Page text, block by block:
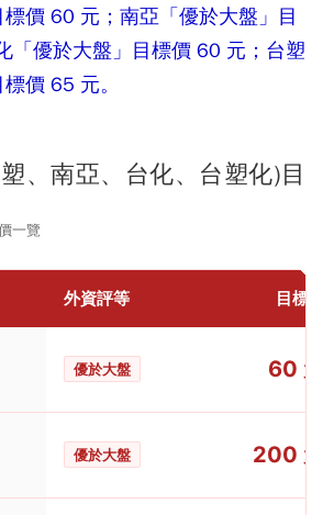
價 60 元；南亞「優於大盤」目
「優於大盤」目標價 60 元；台塑
價 65 元。
、南亞、台化、台塑化)目
一覽
外資評等 目標
優於大盤 60
優於大盤 200